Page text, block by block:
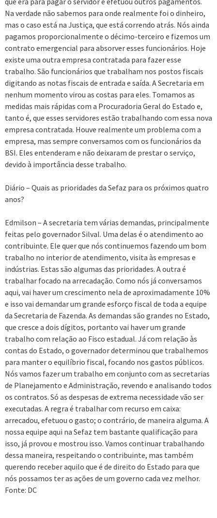
Na verdade não sabemos para onde realmente foi o dinheiro,
mas o caso está na Justiça, que está correndo atrás. Nós ainda
pagamos proporcionalmente o décimo-terceiro e fizemos um
contrato emergencial para absorver esses funcionários. Hoje
existe uma outra empresa contratada para fazer esse
trabalho. São funcionários que trabalham nos postos fiscais
digitando as notas fiscais de entrada e saída. A Secretaria em
nenhum momento virou as costas para eles. Tomamos as
medidas mais rápidas com a Procuradoria Geral do Estado e,
tanto é, que esses servidores estão trabalhando com essa nova
empresa contratada. Houve realmente um problema com a
empresa, mas sempre conversamos com os funcionários da
BSI. Eles entenderam e não deixaram de prestar o serviço,
devido à importância desse trabalho.
Diário – Quais as prioridades da Sefaz para os próximos quatro
anos?
Edmilson – A secretaria tem várias demandas, principalmente
feitas pelo governador Silval. Uma delas é o atendimento ao
contribuinte. Ele quer que nós continuemos fazendo um bom
trabalho no interior de atendimento, visita às empresas e
indústrias. Estas são algumas das prioridades. A outra é
trabalhar focado na arrecadação. Como nós já conversamos
aqui, vai haver um crescimento nela de aproximadamente 10%
e isso vai demandar um grande esforço fiscal de toda a equipe
da Secretaria de Fazenda. As demandas são grandes no Estado,
que cresce a dois dígitos, portanto vai haver um grande
trabalho com relação ao Fisco estadual. Já com relação às
contas do Estado, o governador determinou que trabalhemos
para manter o equilíbrio fiscal, focando nos gastos públicos.
Nós vamos fazer um trabalho em conjunto com as secretarias
de Planejamento e Administração, revendo e analisando todos
os contratos. Só as despesas de extrema necessidade vão ser
executadas. A regra é trabalhar com recurso em caixa:
arrecadou, efetuou o gasto; o contrário, de maneira alguma. A
nossa equipe aqui na Sefaz tem bastante qualificação para
isso, já provou e mostrou isso. Vamos continuar trabalhando
dessa maneira, respeitando o contribuinte, mas também
querendo receber aquilo que é de direito do Estado para que
nós possamos ter as ações de um governo cada vez melhor.
Fonte: DC